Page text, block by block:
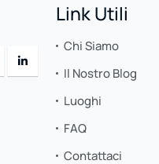
Link Utili
Chi Siamo
Il Nostro Blog
Luoghi
FAQ
Contattaci